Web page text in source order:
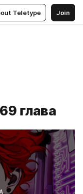
Teletype Join
глава